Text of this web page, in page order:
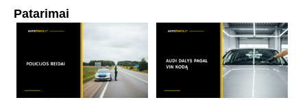
Patarimai